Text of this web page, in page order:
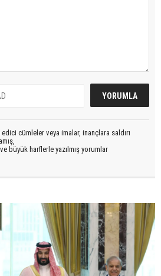
cümleler veya imalar, inançlara saldırı
büyük harflerle yazılmış yorumlar